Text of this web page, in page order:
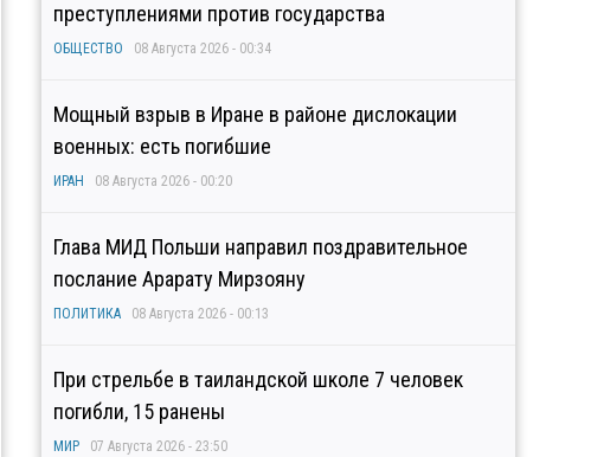
преступлениями против государства
ОБЩЕСТВО 08 Августа 2026 - 00:34
Мощный взрыв в Иране в районе дислокации
военных: есть погибшие
ИРАН 08 Августа 2026 - 00:20
Глава МИД Польши направил поздравительное
послание Арарату Мирзояну
ПОЛИТИКА 08 Августа 2026 - 00:13
При стрельбе в таиландской школе 7 человек
погибли, 15 ранены
МИР 07 Августа 2026 - 23:50